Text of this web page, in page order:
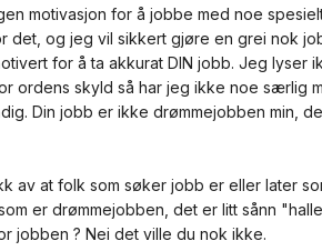
motivasjon for å jobbe med noe
det, og jeg vil sikkert gjøre en grei nok
for å ta akkurat DIN jobb. Jeg lyser
ordens skyld så har jeg ikke noe særlig
Din jobb er ikke drømmejobben min,
av at folk som søker jobb er eller later
er drømmejobben, det er litt sånn
jobben ? Nei det ville du nok ikke.